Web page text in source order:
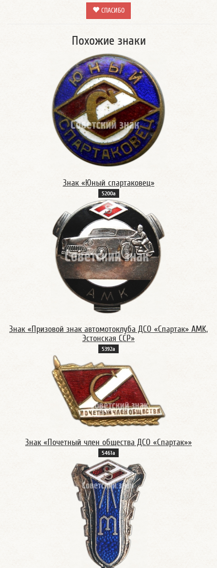
СПАСИБО
Похожие знаки
Знак «Юный спартаковец»
5200а
Знак «Призовой знак автомотоклуба ДСО «Спартак» AMK,
Эстонская ССР»
5392а
Знак «Почетный член общества ДСО «Спартак»»
5461а